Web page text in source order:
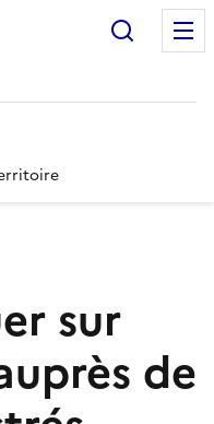
sur
de